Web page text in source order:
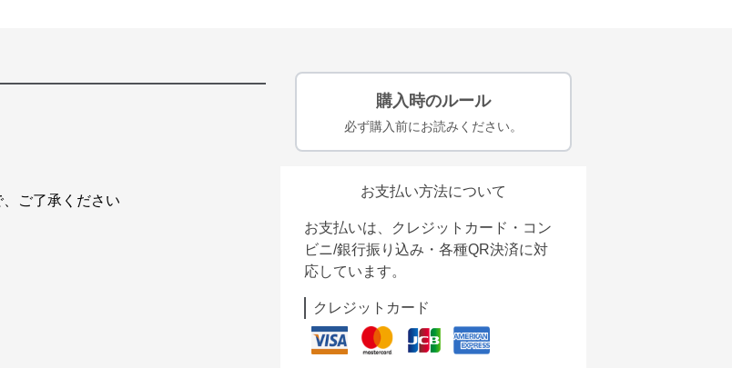
ご了承ください
購入時のルール
必ず購入前にお読みください。
お支払い方法について
お支払いは、クレジットカード・コン
ビニ/銀行振り込み・各種QR決済に対
応しています。
クレジットカード